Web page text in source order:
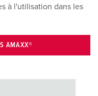
à l'utilisation dans les
AMAXX®